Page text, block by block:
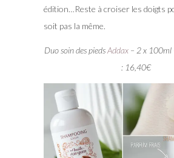
édition…Reste à croiser les doigts
soit pas la même.
Duo soin des piedsAddax – 2 x 100ml
: 16,40€